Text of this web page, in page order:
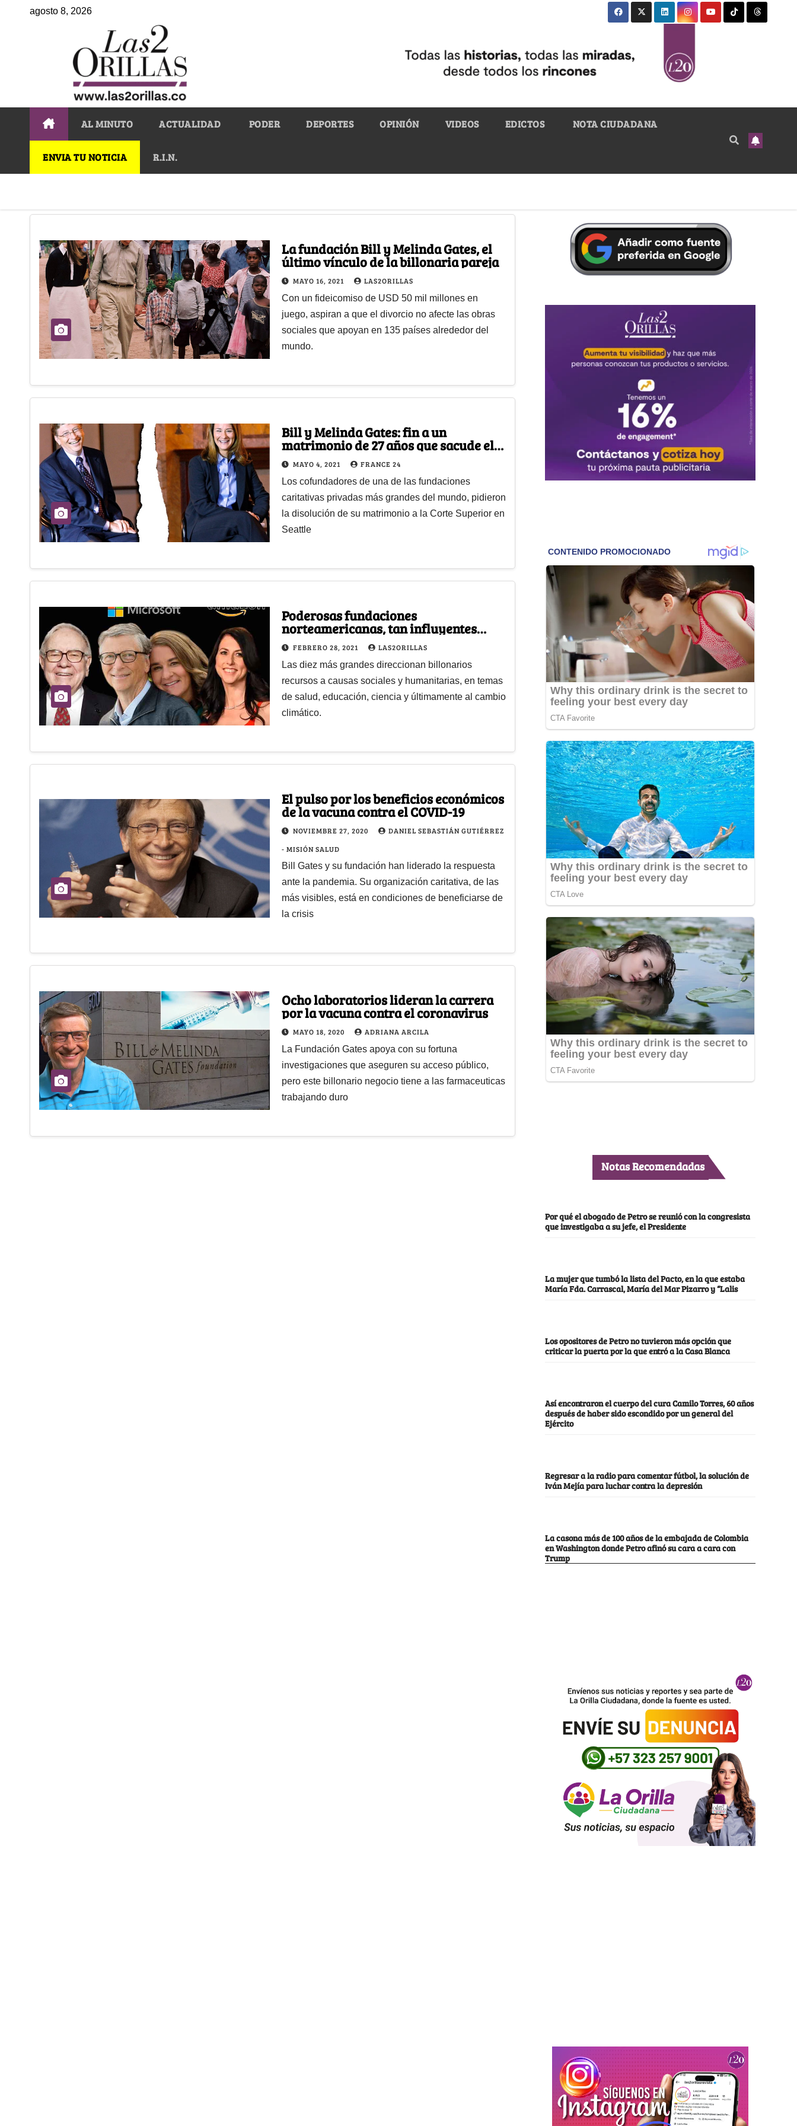
agosto 8, 2026
AL MINUTO ACTUALIDAD PODER DEPORTES OPINIÓN VIDEOS EDICTOS NOTA CIUDADANA
ENVIA TU NOTICIA R.I.N.
La fundación Bill y Melinda Gates, el
último vínculo de la billonaria pareja
MAYO 16, 2021 LAS2ORILLAS
Con un fideicomiso de USD 50 mil millones en
juego, aspiran a que el divorcio no afecte las obras
sociales que apoyan en 135 países alrededor del
mundo.
Bill y Melinda Gates: fin a un
matrimonio de 27 años que sacude el
mundo de la filantropía
MAYO 4, 2021 FRANCE 24
Los cofundadores de una de las fundaciones
caritativas privadas más grandes del mundo, pidieron
la disolución de su matrimonio a la Corte Superior en
Seattle
Poderosas fundaciones
norteamericanas, tan influyentes
como sus dueños
FEBRERO 28, 2021 LAS2ORILLAS
Las diez más grandes direccionan billonarios
recursos a causas sociales y humanitarias, en temas
de salud, educación, ciencia y últimamente al cambio
climático.
El pulso por los beneficios económicos
de la vacuna contra el COVID-19
NOVIEMBRE 27, 2020
DANIEL SEBASTIÁN GUTIÉRREZ
- MISIÓN SALUD
Bill Gates y su fundación han liderado la respuesta
ante la pandemia. Su organización caritativa, de las
más visibles, está en condiciones de beneficiarse de
la crisis
Ocho laboratorios lideran la carrera
por la vacuna contra el coronavirus
MAYO 18, 2020 ADRIANA ARCILA
La Fundación Gates apoya con su fortuna
investigaciones que aseguren su acceso público,
pero este billonario negocio tiene a las farmaceuticas
trabajando duro
Notas Recomendadas
Por qué el abogado de Petro se reunió con la congresista
que investigaba a su jefe, el Presidente
La mujer que tumbó la lista del Pacto, en la que estaba
María Fda. Carrascal, María del Mar Pizarro y “Lalis
Los opositores de Petro no tuvieron más opción que
criticar la puerta por la que entró a la Casa Blanca
Así encontraron el cuerpo del cura Camilo Torres, 60 años
después de haber sido escondido por un general del
Ejército
Regresar a la radio para comentar fútbol, la solución de
Iván Mejía para luchar contra la depresión
La casona más de 100 años de la embajada de Colombia
en Washington donde Petro afinó su cara a cara con
Trump